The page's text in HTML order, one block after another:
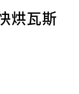
烘瓦斯